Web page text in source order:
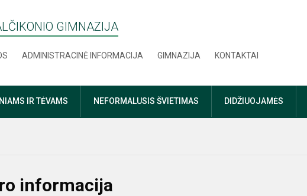
GIMNAZIJA
ADMINISTRACINĖ INFORMACIJA GIMNAZIJA KONTAKTAI
IR TĖVAMS NEFORMALUSIS ŠVIETIMAS DIDŽIUOJAMĖS
informacija